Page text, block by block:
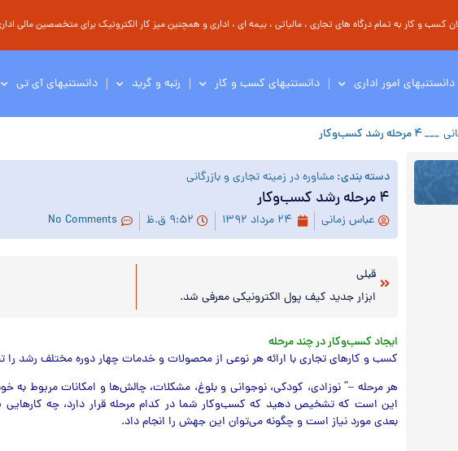
و کار به تمام درگاه های تجاری ، مالیاتی ، بیمه ای ، اداری و همچنین میز کار الکترونیک برای متخصصین مالی
دانستنیهای امور اداری دانستنیهای کسب و کار رتبه و گرید دانستنیهای آی تی
___ ۴ مرحله رشد کسب‌و‌کار
دسته بندی:مشاوره در زمینه تجاری و بازرگانی
۴ مرحله رشد کسب‌و‌کار
عباس زمانی ۲۴ مرداد ۱۳۹۲ ۹:۵۲ ق.ظ No Comments
قبلی
ابزار جدید کیف پول الکترونیکی معرفی شد.
ایجاد کسب‌وکار در چند مرحله
کسب و کارهای تجاری با ارائه هر نوعی از محصولات و خدمات چهار دوره مختلف رشد را
هر مرحله –” نوزادی، کودکی، نوجوانی و بلوغ، مشکلات، چالش‌ها و امکانات مربوط
این است که تشخیص دهید که کسب‌وکار شما در کدام مرحله قرار دارد، چه کارهایی
بعدی مورد نیاز است و چگونه می‌توان این جهش را انجام داد.